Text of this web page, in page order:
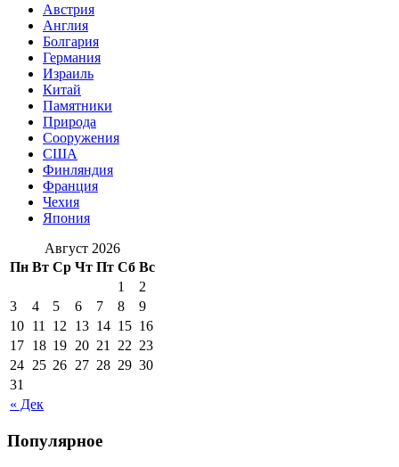
Австрия
Англия
Болгария
Германия
Израиль
Китай
Памятники
Природа
Сооружения
США
Финляндия
Франция
Чехия
Япония
Август 2026
Пн Вт Ср Чт Пт Сб Вс
« Дек
1
2
3
4 5 6 7 8
9
10 11 12 13 14 15 16
17 18 19 20 21 22 23
24 25 26 27 28 29 30
31
Популярное